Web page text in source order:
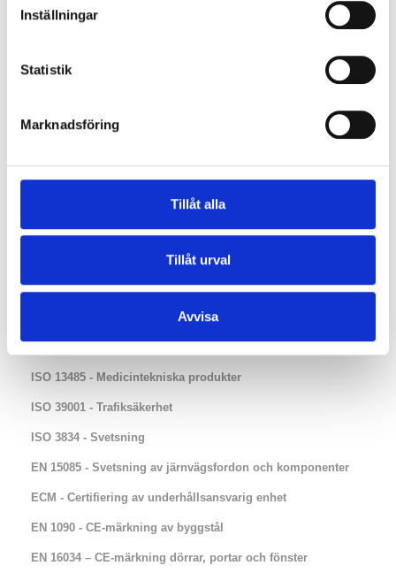
Inställningar
Statistik
Marknadsföring
Tillåt alla
Tillåt urval
Avvisa
Klagomål och överklaganden
Certifiering
ISO 9001 - Kvalitet
ISO 13485 - Medicintekniska produkter
ISO 39001 - Trafiksäkerhet
ISO 3834 - Svetsning
EN 15085 - Svetsning av järnvägsfordon och komponenter
ECM - Certifiering av underhållsansvarig enhet
EN 1090 - CE-märkning av byggstål
EN 16034 – CE-märkning dörrar, portar och fönster​​